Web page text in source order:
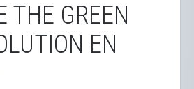
THE GREEN
EN